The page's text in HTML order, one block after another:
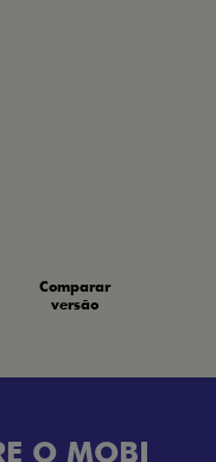
Comparar
versão
O MOBI